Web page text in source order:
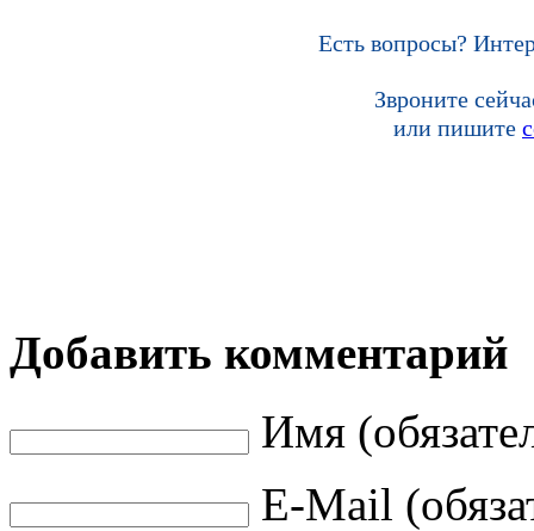
Есть вопросы?
Звроните
или пишите
Добавить комментарий
Имя
E-Mail